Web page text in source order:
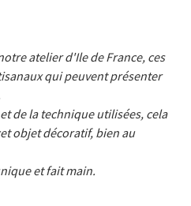
atelier d'Ile de France, ces
qui peuvent présenter
de la technique utilisées, cela
objet décoratif, bien au
et fait main.